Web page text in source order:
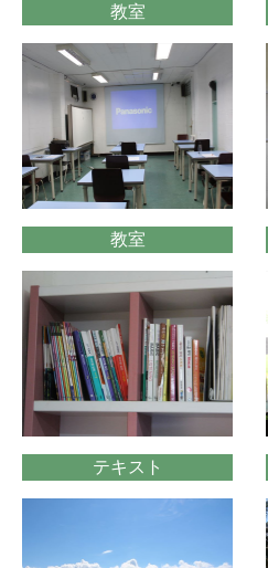
教室
教室
テキスト